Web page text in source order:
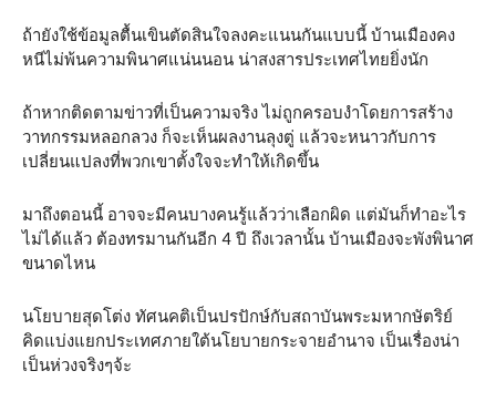
ถ้ายังใช้ข้อมูลตื้นเขินตัดสินใจลงคะแนนกันแบบนี้ บ้านเมืองคง
หนีไม่พ้นความพินาศแน่นนอน น่าสงสารประเทศไทยยิ่งนัก
ถ้าหากติดตามข่าวที่เป็นความจริง ไม่ถูกครอบงำโดยการสร้าง
วาทกรรมหลอกลวง ก็จะเห็นผลงานลุงตู่ แล้วจะหนาวกับการ
เปลี่ยนแปลงที่พวกเขาตั้งใจจะทำให้เกิดขึ้น
มาถึงตอนนี้ อาจจะมีคนบางคนรู้แล้วว่าเลือกผิด แต่มันก็ทำอะไร
ไม่ได้แล้ว ต้องทรมานกันอีก 4 ปี ถึงเวลานั้น บ้านเมืองจะพังพินาศ
ขนาดไหน
นโยบายสุดโต่ง ทัศนคติเป็นปรปักษ์กับสถาบันพระมหากษัตริย์
คิดแบ่งแยกประเทศภายใต้นโยบายกระจายอำนาจ เป็นเรื่องน่า
เป็นห่วงจริงๆจ้ะ